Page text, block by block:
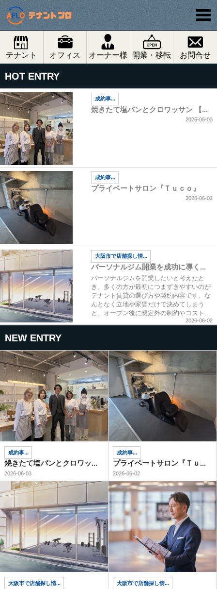
テナント オフィス オーナー様 開業・移転 お問合せ
HOT ENTRY
成約事...
焼きたて塩パンとクロワッサン 【...
2026-06-03
成約事...
プライベートサロン『Ｔｕｃｏ』
2026-06-02
大阪市で店舗探し情...
パーソナルジム開業を成功に導く...
パーソナルジムを開業したいと考えたと
き、多くの方が最初につまずきやすいのが
テナント賃貸の選び方や契約内容です。な
んとなく立地や家賃だけで決めてしまう
と、オープン後に想定外の制約やコスト...
2026-06-02
NEW ENTRY
成約事...
焼きたて塩パンとクロワッ...
2026-06-03
成約事...
プライベートサロン『Ｔｕ...
2026-06-02
大阪市で店舗探し情... 大阪市で店舗探し情...